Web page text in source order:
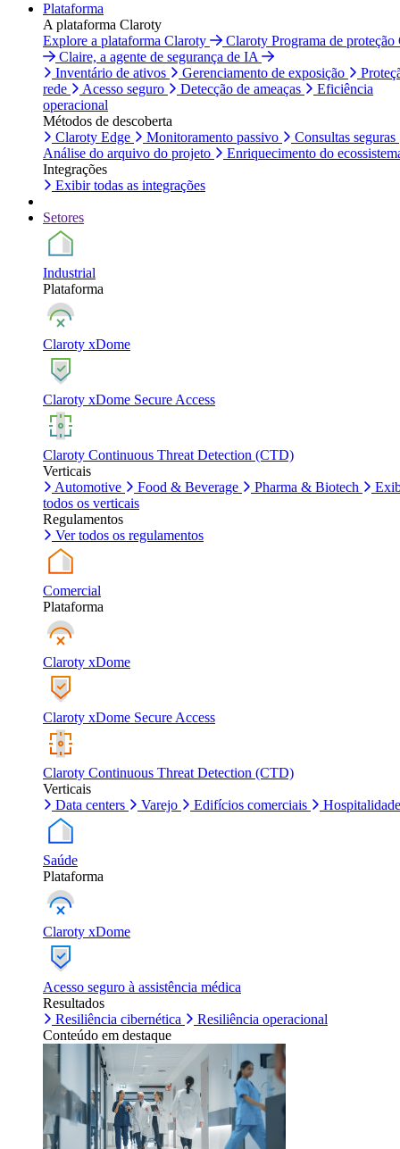
Plataforma
A plataforma Claroty
Explore a plataforma Claroty
Claroty Programa de proteção
Claire, a agente de segurança de IA
Inventário de ativos
Gerenciamento de exposição
rede
Acesso seguro Detecção de ameaças
Eficiência
operacional
Métodos de descoberta
Claroty Edge
Monitoramento passivo
Consultas seguras
Análise do arquivo do projeto
Enriquecimento do
Integrações
Exibir todas as integrações
Setores
Industrial
Plataforma
Claroty xDome
Claroty xDome Secure Access
Claroty Continuous Threat Detection (CTD)
Verticais
Automotive
Food & Beverage Pharma & Biotech
todos os verticais
Regulamentos
Ver todos os regulamentos
Comercial
Plataforma
Claroty xDome
Claroty xDome Secure Access
Claroty Continuous Threat Detection (CTD)
Verticais
Data centers
Varejo Edifícios comerciais Hospitalidade
Saúde
Plataforma
Claroty xDome
Acesso seguro à assistência médica
Resultados
Resiliência cibernética
Resiliência operacional
Conteúdo em destaque